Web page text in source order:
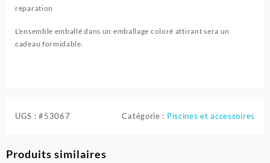
réparation
L’ensemble emballé dans un emballage coloré attirant sera un
cadeau formidable.
UGS :#53067 Catégorie : Piscines et accessoires
Produits similaires